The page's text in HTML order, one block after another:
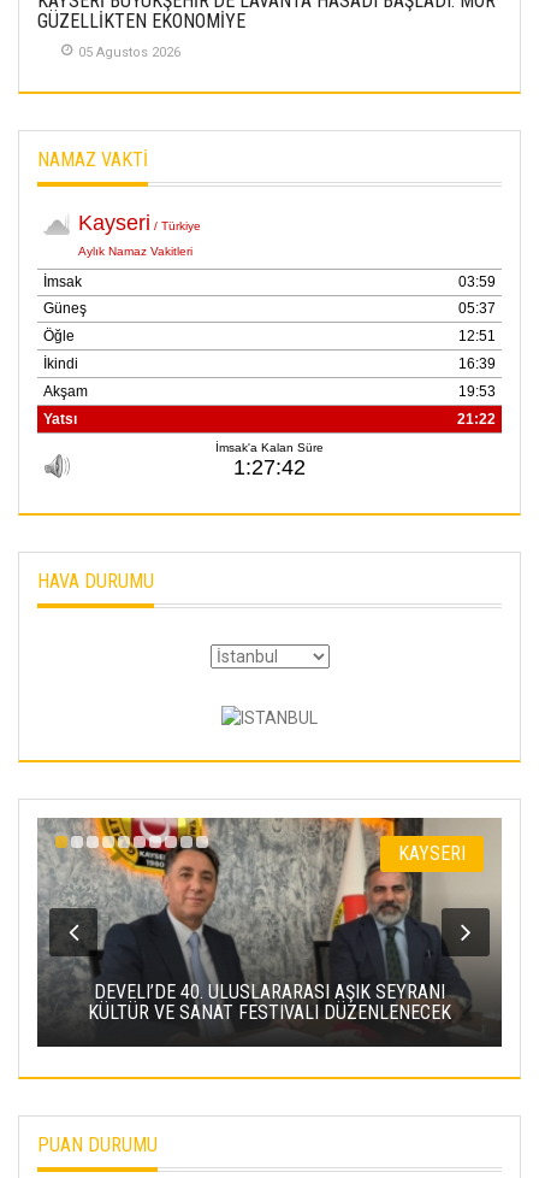
GÜZELLİKTEN EKONOMİYE
05 Agustos 2026
NAMAZ VAKTİ
HAVA DURUMU
KAYSERI
DEVELI’DE 40. ULUSLARARASI AŞIK SEYRANI
KÜLTÜR VE SANAT FESTIVALI DÜZENLENECEK
PUAN DURUMU